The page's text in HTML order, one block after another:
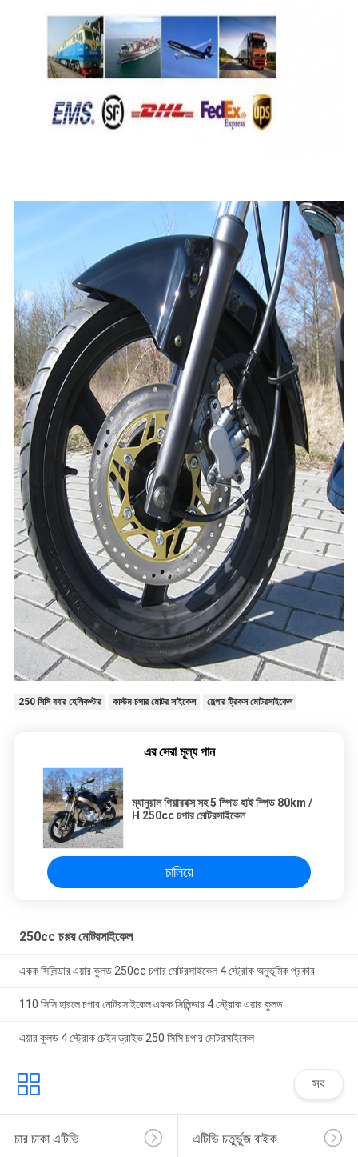
250 সিসি ববার হেলিকপ্টার কাস্টম চপার মোটর সাইকেল হেল্পার ট্রিকস মোটরসাইকেল
এর সেরা মূল্য পান
ম্যানুয়াল গিয়ারবক্স সহ 5 স্পিড হাই স্পিড 80km /
H 250cc চপার মোটরসাইকেল
চালিয়ে
250cc চপ্পর মোটরসাইকেল
একক সিলিন্ডার এয়ার কুলড 250cc চপার মোটরসাইকেল 4 স্ট্রোক অনুভূমিক প্রকার
110 সিসি হারলে চপার মোটরসাইকেল একক সিলিন্ডার 4 স্ট্রোক এয়ার কুলড
এয়ার কুলড 4 স্ট্রোক চেইন ড্রাইভ 250 সিসি চপার মোটরসাইকেল
সব
চার চাকা এটিভি এটিভি চতুর্ভুজ বাইক